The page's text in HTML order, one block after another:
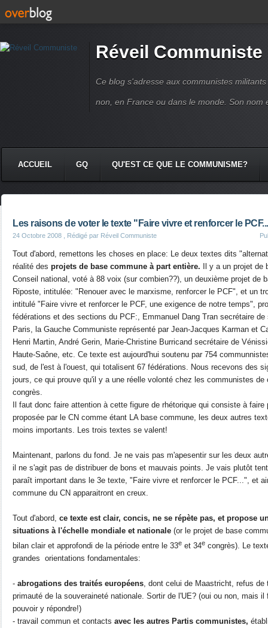
Réveil Communiste
Ce blog s'adresse aux communistes
non, en France ou dans le monde. Son nom
ACCUEIL GQ QU'EST CE QUE LE COMMUNISME?
Les raisons de voter le texte "Faire vivre et renforcer le
24 Octobre 2008 , Rédigé par Réveil Communiste
Tout d'abord, remettons les choses en place: Le deux textes dits
réalité des projets de base commune à part entière. Il y a un projet de
Conseil national, voté à 88 voix (sur combien??), un deuxième projet de
Riposte, intitulée: "Renouer avec le marxisme, renforcer le PCF", et un
intitulé "Faire vivre et renforcer le PCF, une exigence de notre temps",
fédérations et des sections du PCF:, Emmanuel Dang Tran secrétaire
Paris, la Gauche Communiste représenté par Jean-Jacques Karman et
Henri Martin, André Gerin, Marie-Christine Burricand secrétaire de
Haute-Saône, etc. Ce texte est aujourd'hui soutenu par 754
sud, de l'est à l'ouest, qui totalisent 67 fédérations. Nous recevons des
jours, ce qui prouve qu'il y a une réelle volonté chez les communistes de
congrès.
Il faut donc faire attention à cette figure de rhétorique qui consiste à
proposée par le CN comme étant LA base commune, les deux autres
moins importants. Les trois textes se valent!
Maintenant, parlons du fond. Je ne vais pas m'apesentir sur les deux
il ne s'agit pas de distribuer de bons et mauvais points. Je vais plutôt
paraît important dans le 3e texte, "Faire vivre et renforcer le PCF...", et
commune du CN apparaitront en creux.
Tout d'abord, ce texte est clair, concis, ne se répète pas, et propose
situations à l'échelle mondiale et nationale (or le projet de base
bilan clair et approfondi de la période entre le 33e et 34e congrès). Le
grandes orientations fondamentales:
- abrogations des traités européens, dont celui de Maastricht, refus de
primauté de la souveraineté nationale. Sortir de l'UE? (oui ou non, mais
pouvoir y répondre!)
- travail commun et contacts avec les autres Partis communistes,